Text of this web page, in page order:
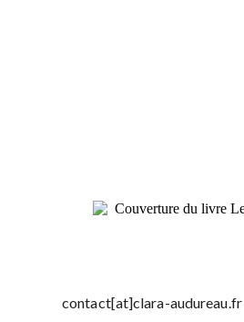
contact[at]clara-audureau.fr